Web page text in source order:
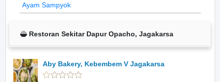
Ayam Sampyok
Restoran Sekitar Dapur Opacho, Jagakarsa
Aby Bakery, Kebembem V Jagakarsa